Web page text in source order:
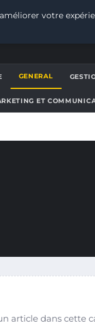
GENERAL
ET
article dans cette
votre